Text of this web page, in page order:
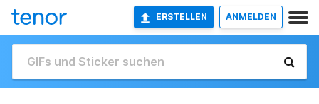
ERSTELLEN ANMELDEN